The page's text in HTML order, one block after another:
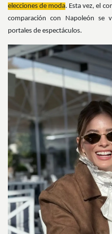
elecciones de moda. Esta vez, el
comparación con Napoleón se
portales de espectáculos.